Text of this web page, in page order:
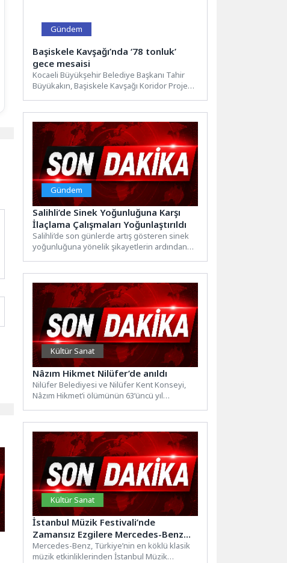
Gündem
Başiskele Kavşağı’nda ‘78 tonluk’
gece mesaisi
Kocaeli Büyükşehir Belediye Başkanı Tahir
Büyükakın, Başiskele Kavşağı Koridor Projesi
Gündem
Salihli’de Sinek Yoğunluğuna Karşı
İlaçlama Çalışmaları Yoğunlaştırıldı
Salihli’de son günlerde artış gösteren sinek
yoğunluğuna yönelik şikayetlerin ardından
Kültür Sanat
Nâzım Hikmet Nilüfer’de anıldı
Nilüfer Belediyesi ve Nilüfer Kent Konseyi,
Nâzım Hikmet’i ölümünün 63’üncü yıl
Kültür Sanat
İstanbul Müzik Festivali’nde
Zamansız Ezgilere Mercedes-Benz
Desteği
Mercedes-Benz, Türkiye’nin en köklü klasik
müzik etkinliklerinden İstanbul Müzik